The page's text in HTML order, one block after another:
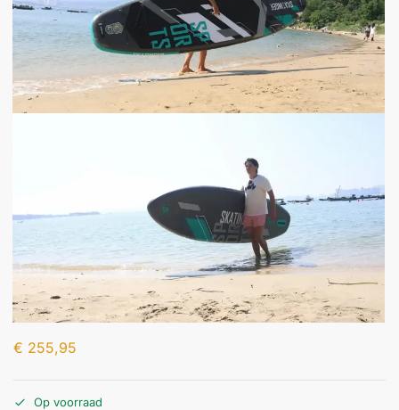
€ 255,95
Op voorraad